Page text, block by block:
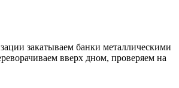
закатываем банки металлическими
вверх дном, проверяем на